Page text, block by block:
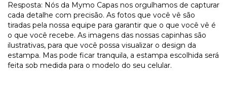
Resposta: Nós da Mymo Capas nos orgulhamos de capturar
cada detalhe com precisão. As fotos que você vê são
tiradas pela nossa equipe para garantir que o que você vê é
o que você recebe. As imagens das nossas capinhas são
ilustrativas, para que você possa visualizar o design da
estampa. Mas pode ficar tranquila, a estampa escolhida será
feita sob medida para o modelo do seu celular.